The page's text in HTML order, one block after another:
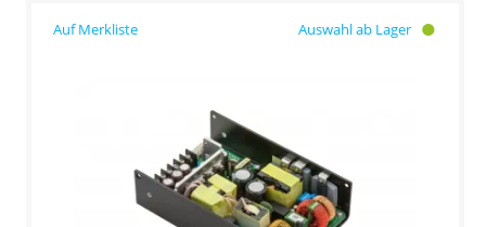
Auswahl ab Lager